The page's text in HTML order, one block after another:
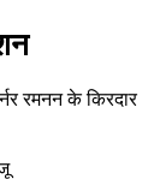
रमनन के किरदार